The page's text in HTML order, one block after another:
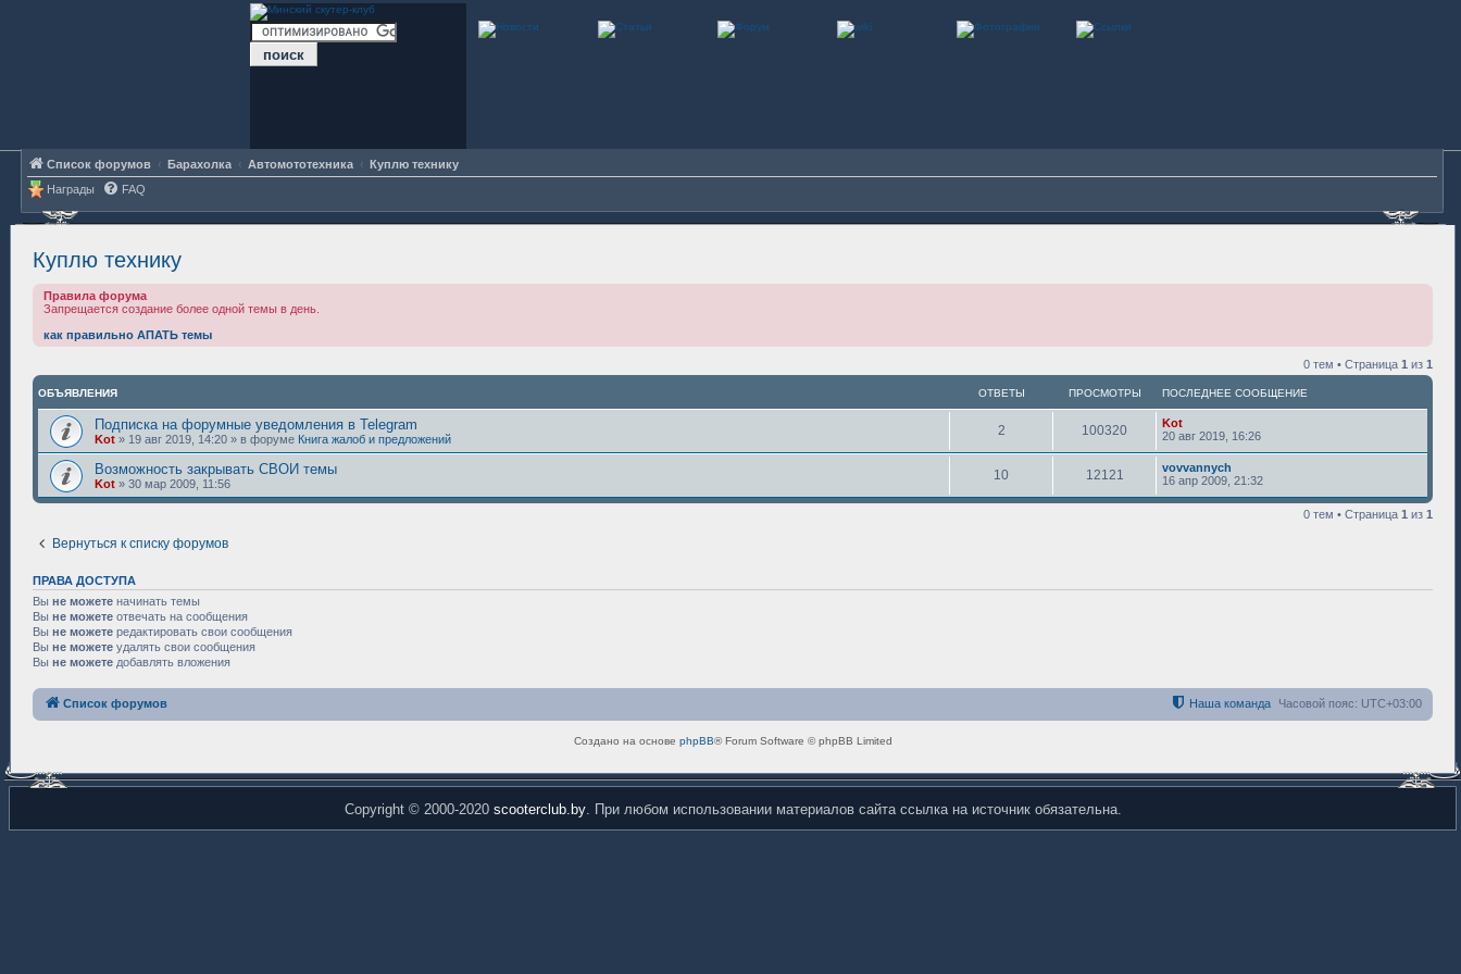
Список форумов Барахолка Автомототехника
Куплю технику
Награды
FAQ
Куплю технику
Правила форума
Запрещается создание более одной темы в день.
как правильно АПАТЬ темы
0 тем • Страница 1 из 1
ОБЪЯВЛЕНИЯ ОТВЕТЫ ПРОСМОТРЫ ПОСЛЕДНЕЕ СООБЩЕНИЕ
Подписка на форумные уведомления в Telegram
Kot » 19 авг 2019, 14:20 » в форуме Книга жалоб и предложений
2 100320
Kot
20 авг 2019, 16:26
Возможность закрывать СВОИ темы
Kot » 30 мар 2009, 11:56
10 12121
vovvannych
16 апр 2009, 21:32
0 тем • Страница 1 из 1
Вернуться к списку форумов
ПРАВА ДОСТУПА
Вы не можете начинать темы
Вы не можете отвечать на сообщения
Вы не можете редактировать свои сообщения
Вы не можете удалять свои сообщения
Вы не можете добавлять вложения
Список форумов Часовой пояс: UTC+03:00
Наша команда
Создано на основе phpBB® Forum Software © phpBB Limited
Copyright © 2000-2020 scooterclub.by. При любом использовании материалов сайта ссылка на источник обязательна.